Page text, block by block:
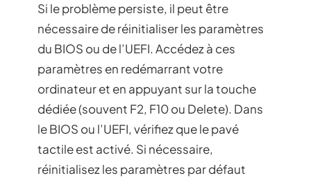
Si le problème persiste, il peut être
nécessaire de réinitialiser les paramètres
du BIOS ou de l’UEFI. Accédez à ces
paramètres en redémarrant votre
ordinateur et en appuyant sur la touche
dédiée (souvent F2, F10 ou Delete). Dans
le BIOS ou l’UEFI, vérifiez que le pavé
tactile est activé. Si nécessaire,
réinitialisez les paramètres par défaut